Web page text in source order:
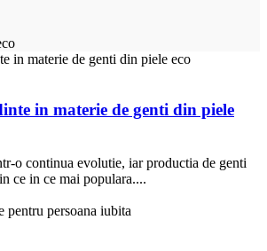
in materie de genti din piele
o continua evolutie, iar productia de genti
ce in ce mai populara....